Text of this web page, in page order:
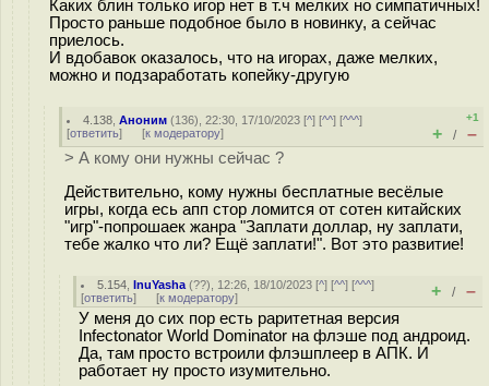
Каких блин только игор нет в т.ч мелких но симпатичных!
Просто раньше подобное было в новинку, а сейчас
приелось.
И вдобавок оказалось, что на игорах, даже мелких,
можно и подзаработать копейку-другую
4.138 ,Аноним (136), 22:30, 17/10/2023 [^] [^^] [^^^]
[ответить] [к модератору]
+1
+ / –
> А кому они нужны сейчас ?
Действительно, кому нужны бесплатные весёлые
игры, когда есь апп стор ломится от сотен китайских
"игр"-попрошаек жанра "Заплати доллар, ну заплати,
тебе жалко что ли? Ещё заплати!". Вот это развитие!
5.154 ,InuYasha (??), 12:26, 18/10/2023 [^] [^^] [^^^]
[ответить] [к модератору] + / –
У меня до сих пор есть раритетная версия
Infectonator World Dominator на флэше под андроид.
Да, там просто встроили флэшплеер в АПК. И
работает ну просто изумительно.